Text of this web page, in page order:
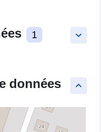
keyboard_arrow_down
1
keyboard_arrow_up
données